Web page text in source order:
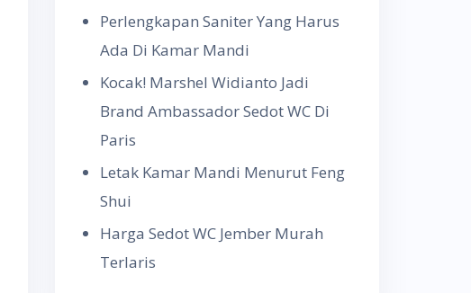
Perlengkapan Saniter Yang Harus
Ada Di Kamar Mandi
Kocak! Marshel Widianto Jadi
Brand Ambassador Sedot WC Di
Paris
Letak Kamar Mandi Menurut Feng
Shui
Harga Sedot WC Jember Murah
Terlaris